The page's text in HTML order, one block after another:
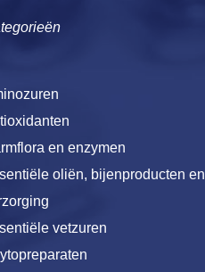
en enzymen
oliën, bijenproducten en
vetzuren